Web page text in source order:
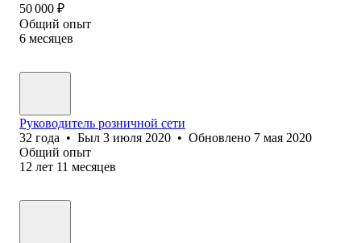
50 000 ₽
Общий опыт
6 месяцев
Руководитель розничной сети
32 года • Был 3 июля 2020 • Обновлено 7 мая 2020
Общий опыт
12 лет 11 месяцев